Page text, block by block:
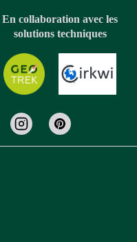
En collaboration avec les
solutions techniques